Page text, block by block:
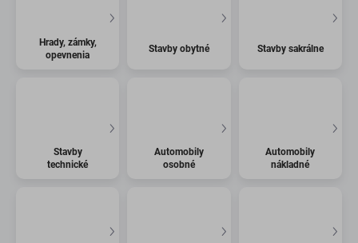
Hrady, zámky,
opevnenia
Stavby obytné Stavby sakrálne
Stavby
technické
Automobily
osobné
Automobily
nákladné